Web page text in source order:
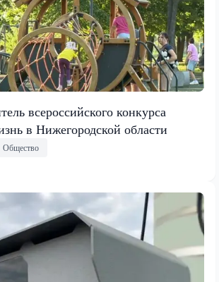
всероссийского конкурса
в Нижегородской области
Общество